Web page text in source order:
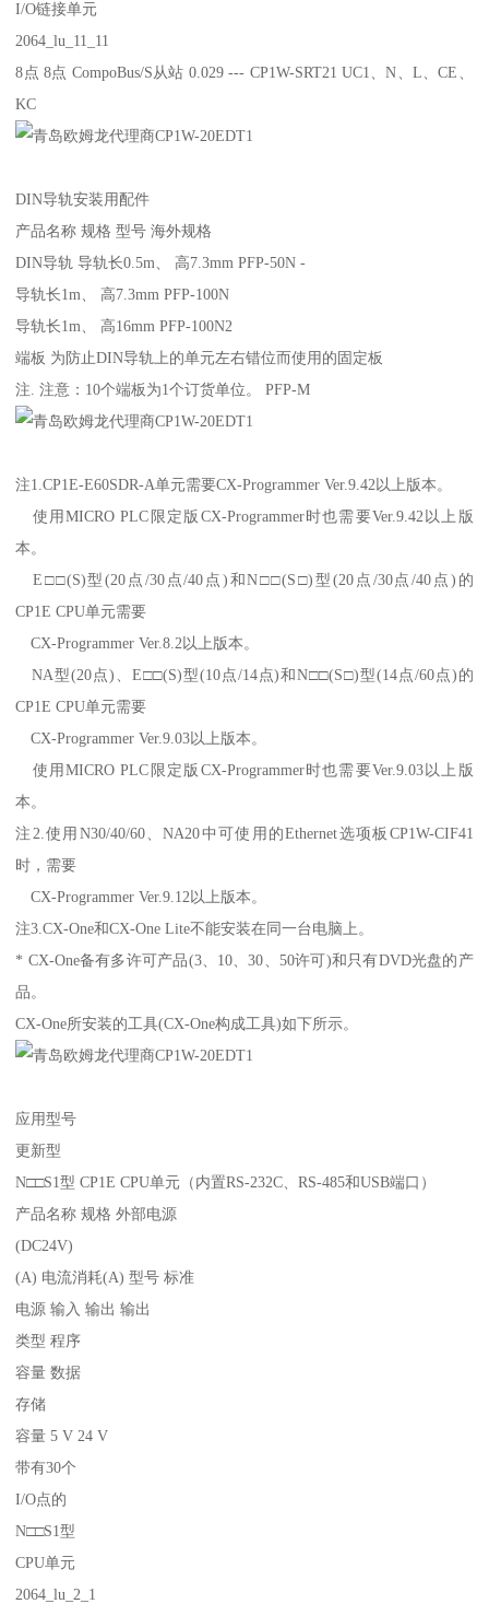
I/O链接单元
2064_lu_11_11
8点 8点 CompoBus/S从站 0.029 --- CP1W-SRT21 UC1、N、L、CE、
KC
DIN导轨安装用配件
产品名称 规格 型号 海外规格
DIN导轨 导轨长0.5m、 高7.3mm PFP-50N -
导轨长1m、 高7.3mm PFP-100N
导轨长1m、 高16mm PFP-100N2
端板 为防止DIN导轨上的单元左右错位而使用的固定板
注. 注意：10个端板为1个订货单位。 PFP-M
注1.CP1E-E60SDR-A单元需要CX-Programmer Ver.9.42以上版本。
使用MICRO PLC限定版CX-Programmer时也需要Ver.9.42以上版
本。
E□□(S)型(20点/30点/40点)和N□□(S□)型(20点/30点/40点)的
CP1E CPU单元需要
CX-Programmer Ver.8.2以上版本。
NA型(20点)、E□□(S)型(10点/14点)和N□□(S□)型(14点/60点)的
CP1E CPU单元需要
CX-Programmer Ver.9.03以上版本。
使用MICRO PLC限定版CX-Programmer时也需要Ver.9.03以上版
本。
注2.使用N30/40/60、NA20中可使用的Ethernet选项板CP1W-CIF41
时，需要
CX-Programmer Ver.9.12以上版本。
注3.CX-One和CX-One Lite不能安装在同一台电脑上。
* CX-One备有多许可产品(3、10、30、50许可)和只有DVD光盘的产
品。
CX-One所安装的工具(CX-One构成工具)如下所示。
应用型号
更新型
N□□S1型 CP1E CPU单元（内置RS-232C、RS-485和USB端口）
产品名称 规格 外部电源
(DC24V)
(A) 电流消耗(A) 型号 标准
电源 输入 输出 输出
类型 程序
容量 数据
存储
容量 5 V 24 V
带有30个
I/O点的
N□□S1型
CPU单元
2064_lu_2_1